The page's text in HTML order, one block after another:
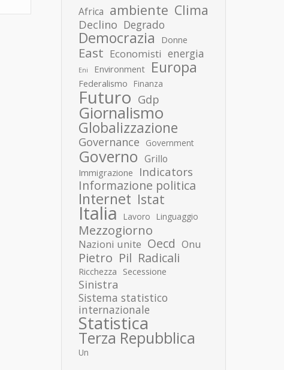
Africa ambiente Clima
Declino Degrado
Democrazia Donne
East Economisti energia
Eni Environment Europa
Federalismo Finanza
Futuro Gdp
Giornalismo
Globalizzazione
Governance Government
Governo Grillo
Immigrazione Indicators
Informazione politica
Internet Istat
Italia Lavoro Linguaggio
Mezzogiorno
Nazioni unite Oecd Onu
Pietro Pil Radicali
Ricchezza Secessione
Sinistra
Sistema statistico
internazionale
Statistica
Terza Repubblica
Un